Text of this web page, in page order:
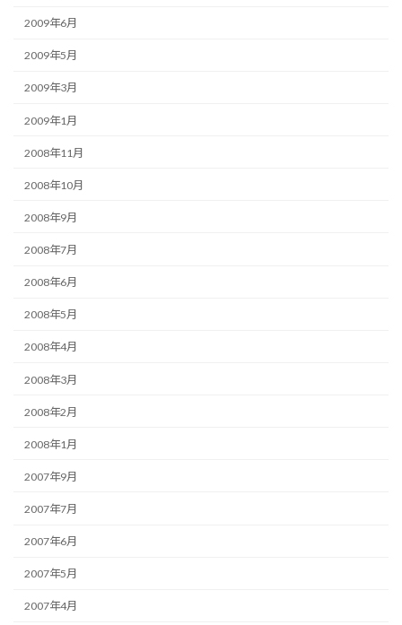
2009年6月
2009年5月
2009年3月
2009年1月
2008年11月
2008年10月
2008年9月
2008年7月
2008年6月
2008年5月
2008年4月
2008年3月
2008年2月
2008年1月
2007年9月
2007年7月
2007年6月
2007年5月
2007年4月